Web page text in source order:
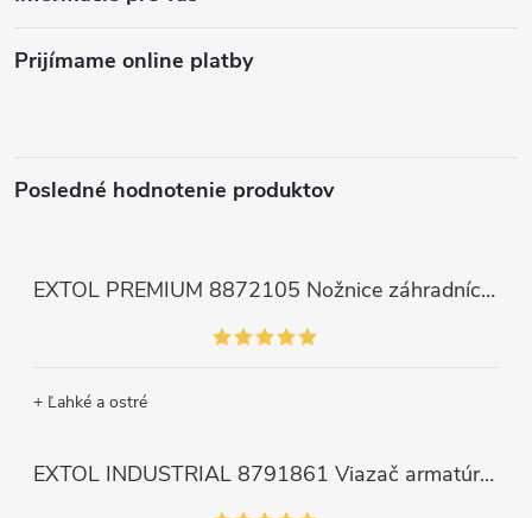
Prijímame online platby
Posledné hodnotenie produktov
EXTOL PREMIUM 8872105 Nožnice záhradnícke dlhé úzke, 200mm, max. prestrih Ø6mm
+ Ľahké a ostré
EXTOL INDUSTRIAL 8791861 Viazač armatúr aku Share20V, bez aku, drôt 0,8mm, oko 8-34mm, bezuhlíkový motor